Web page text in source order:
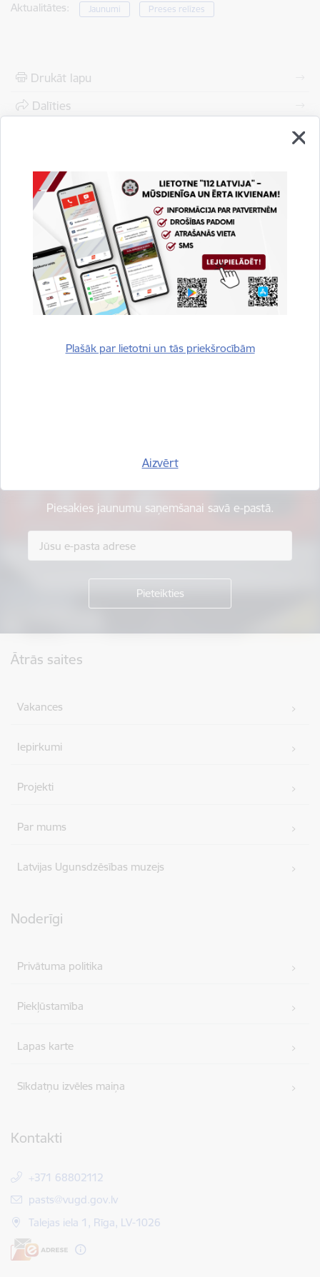
Plašāk par lietotni un tās priekšrocībām
Aizvērt
Aktualitātes: Jaunumi Preses relīzes
Drukāt lapu
Dalīties
Vai šī informācija bija noderīga?
Piesakies jaunumu saņemšanai savā e-pastā.
Ātrās saites
Vakances
Iepirkumi
Projekti
Par mums
Latvijas Ugunsdzēsības muzejs
Noderīgi
Privātuma politika
Piekļūstamība
Lapas karte
Sīkdatņu izvēles maiņa
Kontakti
+371 68802112
E-pasts:
pasts@vugd.gov.lv
Talejas iela 1, Rīga, LV-1026